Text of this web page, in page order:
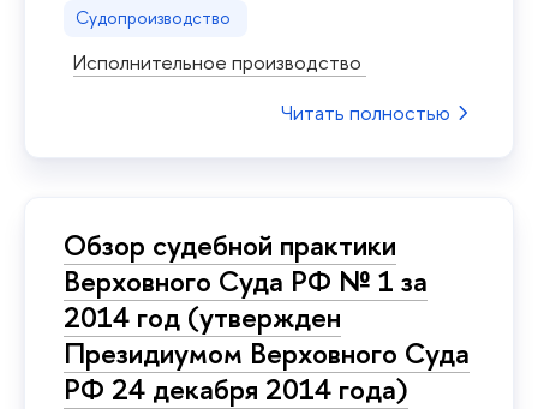
Судопроизводство
Исполнительное производство
Читать полностью
Обзор судебной практики
Верховного Суда РФ № 1 за
2014 год (утвержден
Президиумом Верховного Суда
РФ 24 декабря 2014 года)